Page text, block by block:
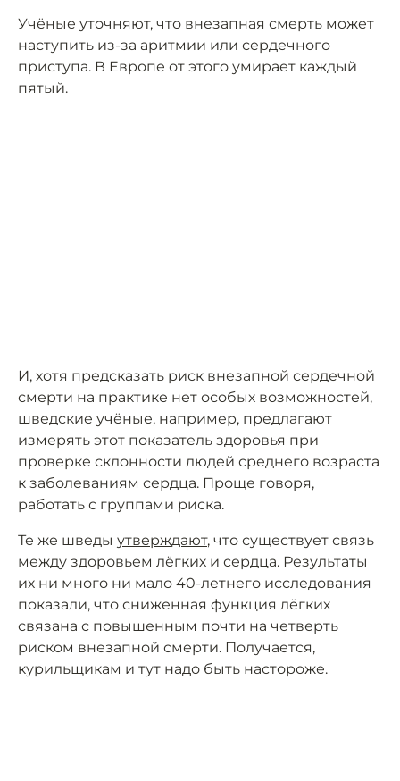
Учёные уточняют, что внезапная смерть может
наступить из-за аритмии или сердечного
приступа. В Европе от этого умирает каждый
пятый.
И, хотя предсказать риск внезапной сердечной
смерти на практике нет особых возможностей,
шведские учёные, например, предлагают
измерять этот показатель здоровья при
проверке склонности людей среднего возраста
к заболеваниям сердца. Проще говоря,
работать с группами риска.
Те же шведы утверждают, что существует связь
между здоровьем лёгких и сердца. Результаты
их ни много ни мало 40-летнего исследования
показали, что сниженная функция лёгких
связана с повышенным почти на четверть
риском внезапной смерти. Получается,
курильщикам и тут надо быть настороже.